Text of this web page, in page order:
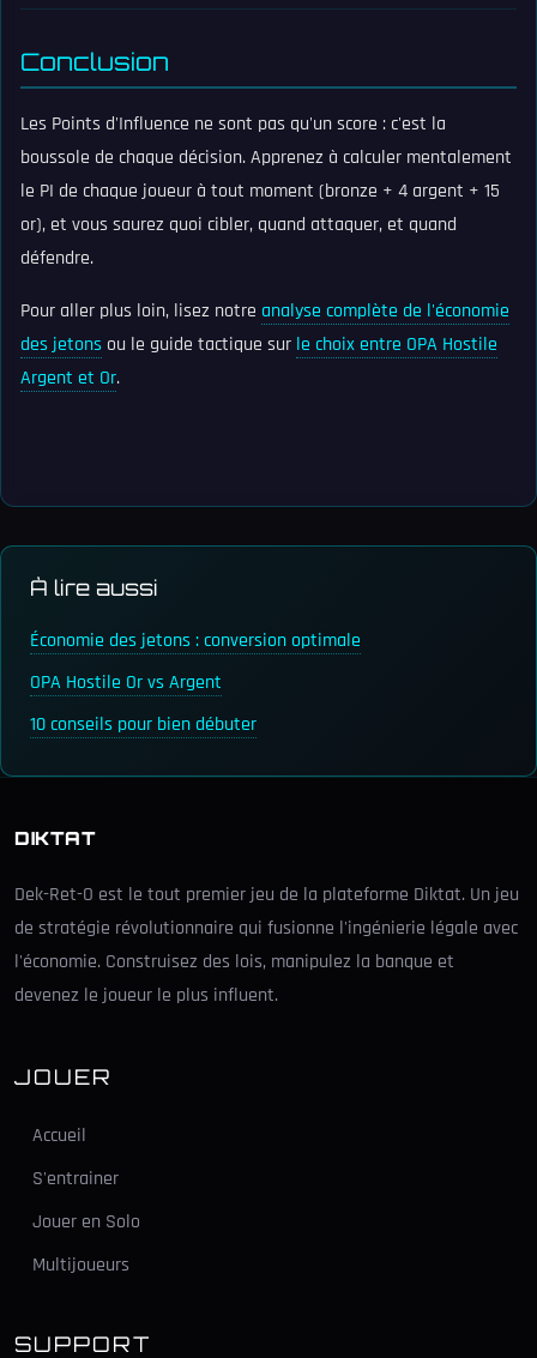
Conclusion
Les Points d'Influence ne sont pas qu'un score : c'est la
boussole de chaque décision. Apprenez à calculer mentalement
le PI de chaque joueur à tout moment (bronze + 4 argent + 15
or), et vous saurez quoi cibler, quand attaquer, et quand
défendre.
Pour aller plus loin, lisez notre analyse complète de l'économie
des jetons ou le guide tactique sur le choix entre OPA Hostile
Argent et Or.
À lire aussi
Économie des jetons : conversion optimale
OPA Hostile Or vs Argent
10 conseils pour bien débuter
DIKTAT
Dek-Ret-O est le tout premier jeu de la plateforme Diktat. Un jeu
de stratégie révolutionnaire qui fusionne l'ingénierie légale avec
l'économie. Construisez des lois, manipulez la banque et
devenez le joueur le plus influent.
JOUER
Accueil
S'entrainer
Jouer en Solo
Multijoueurs
SUPPORT